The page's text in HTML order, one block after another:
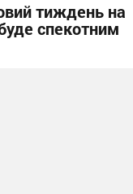
тиждень на
спекотним